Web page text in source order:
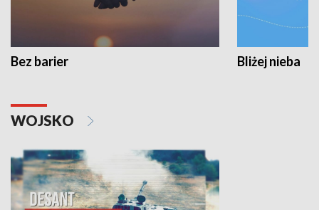
Bez barier Bliżej nieba
WOJSKO